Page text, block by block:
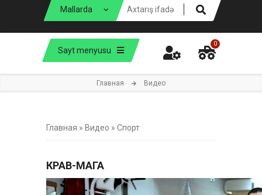
Sayt menyusu
0
Главная Видео
Главная » Видео » Спорт
КРАВ-МАГА